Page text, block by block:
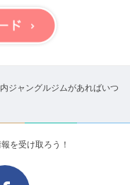
ジャングルジムがあればいつ
を受け取ろう！